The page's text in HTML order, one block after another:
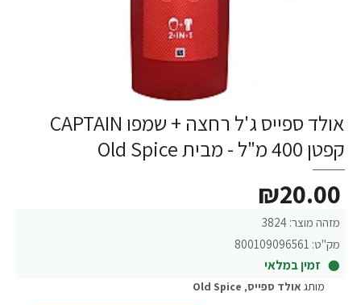
אולד ספייס ג'ל רחצה + שמפו CAPTAIN
קפטן 400 מ"ל - מבית Old Spice
מזהה מוצר: 3824
מק"ט: 800109096561
זמין במלאי
₪20.00
מותג אולד ספייס,
Old Spice